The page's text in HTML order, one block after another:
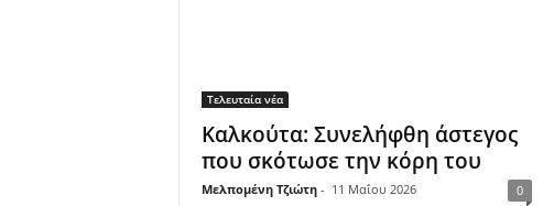
Τελευταία νέα
Καλκούτα: Συνελήφθη άστεγος
που σκότωσε την κόρη του
Μελπομένη Τζιώτη - 11 Μαΐου 2026 0